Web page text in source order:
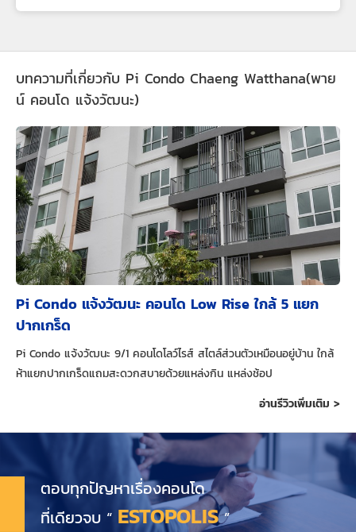
บทความที่เกี่ยวกับ Pi Condo Chaeng Watthana(พาย
น์ คอนโด แจ้งวัฒนะ)
Pi Condo แจ้งวัฒนะ คอนโด Low Rise ใกล้ 5 แยก
ปากเกร็ด
Pi Condo แจ้งวัฒนะ 9/1 คอนโดโลว์ไรส์ สไตล์ส่วนตัวเหมือนอยู่บ้าน ใกล้
ห้าแยกปากเกร็ดแถมสะดวกสบายด้วยแหล่งกิน แหล่งช้อป
อ่านรีวิวเพิ่มเติม >
ตอบทุกปัญหาเรื่องคอนโด
ที่เดียวจบ “ ESTOPOLIS”